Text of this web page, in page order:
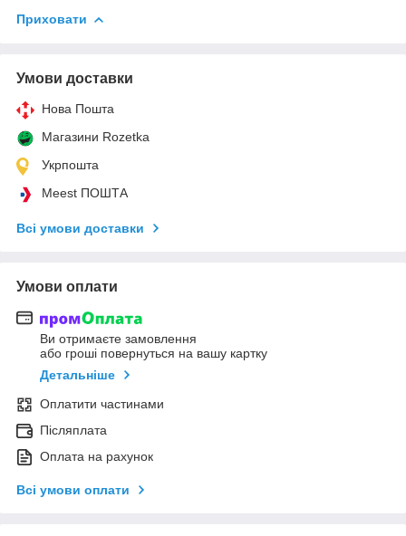
Приховати
Умови доставки
Нова Пошта
Магазини Rozetka
Укрпошта
Meest ПОШТА
Всі умови доставки
Умови оплати
Ви отримаєте замовлення
або гроші повернуться на вашу картку
Детальніше
Оплатити частинами
Післяплата
Оплата на рахунок
Всі умови оплати